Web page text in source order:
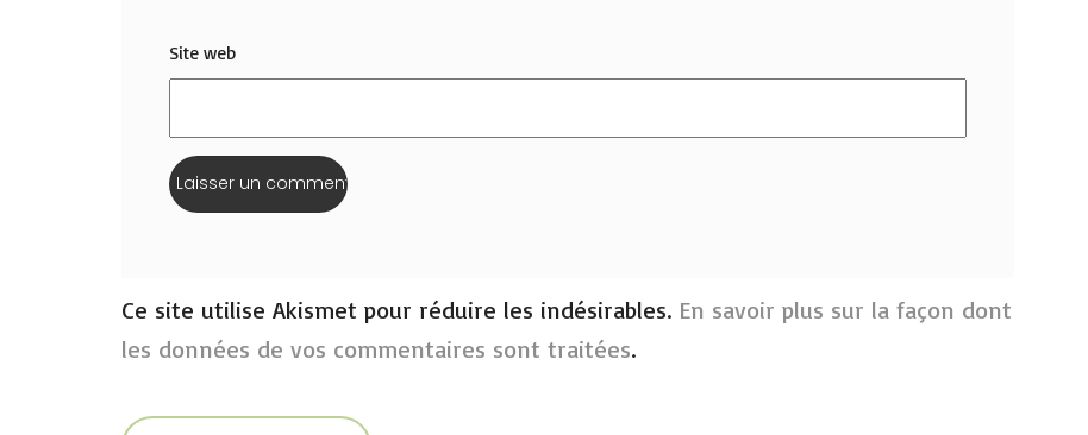
Site web
Ce site utilise Akismet pour réduire les indésirables. En savoir plus sur la façon dont
les données de vos commentaires sont traitées.